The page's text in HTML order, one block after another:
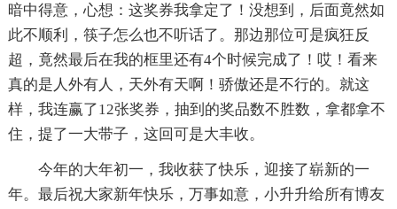
暗中得意，心想：这奖券我拿定了！没想到，后面竟然如
此不顺利，筷子怎么也不听话了。那边那位可是疯狂反
超，竟然最后在我的框里还有4个时候完成了！哎！看来
真的是人外有人，天外有天啊！骄傲还是不行的。就这
样，我连赢了12张奖券，抽到的奖品数不胜数，拿都拿不
住，提了一大带子，这回可是大丰收。
今年的大年初一，我收获了快乐，迎接了崭新的一
年。最后祝大家新年快乐，万事如意，小升升给所有博友